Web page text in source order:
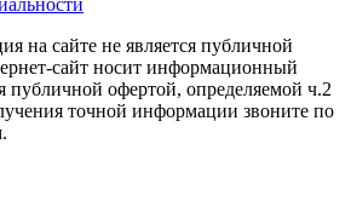
на сайте не является публичной
сайт носит информационный
публичной офертой, определяемой ч.2
точной информации звоните по